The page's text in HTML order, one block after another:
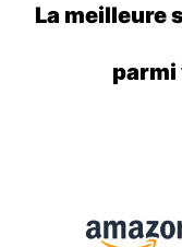
La meilleure
parmi